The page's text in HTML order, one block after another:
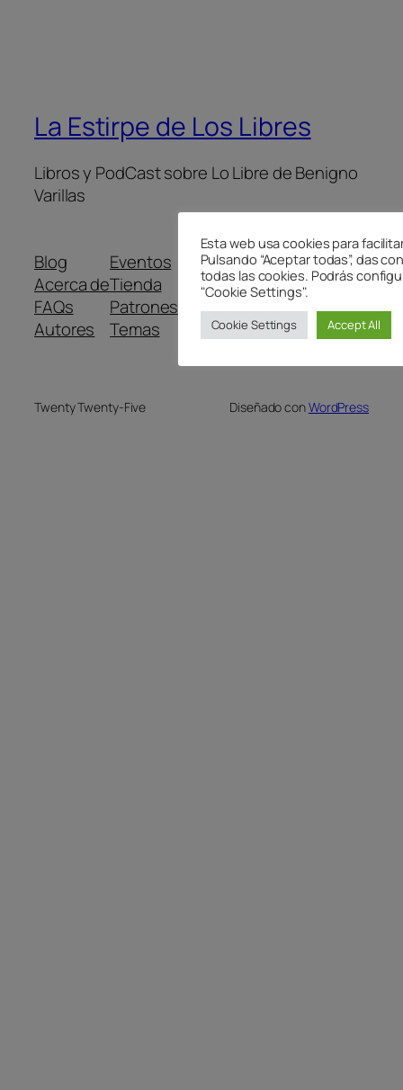
La Estirpe de Los Libres
Libros y PodCast sobre Lo Libre de Benigno
Varillas
Blog
Acerca de
FAQs
Autores
Eventos
Tienda
Patrones
Temas
Twenty Twenty-Five Diseñado conWordPress
Esta web usa cookies para
Pulsando “Aceptar todas”, das
todas las cookies. Podrás
"Cookie Settings".
Cookie Settings Accept All